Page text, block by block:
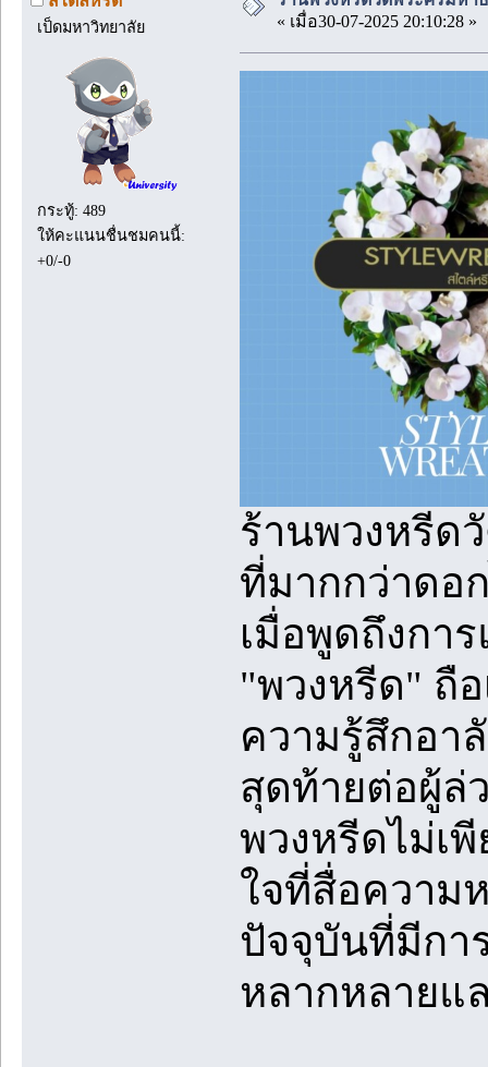
เป็ดมหาวิทยาลัย
กระทู้: 489
ให้คะแนนชื่นชมคนนี้:
+0/-0
« เมื่อ30-07-2025 20:10:28 »
ร้านพวงหรีด
ที่มากกว่าดอ
เมื่อพูดถึงกา
"พวงหรีด" ถื
ความรู้สึกอา
สุดท้ายต่อผู้ล่
พวงหรีดไม่เ
ใจที่สื่อความ
ปัจจุบันที่มีกา
หลากหลายแ